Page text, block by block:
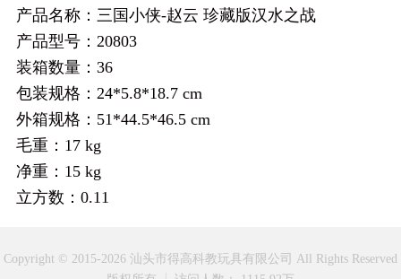
产品名称：三国小侠-赵云 珍藏版汉水之战
产品型号：20803
装箱数量：36
包装规格：24*5.8*18.7 cm
外箱规格：51*44.5*46.5 cm
毛重：17 kg
净重：15 kg
立方数：0.11
Copyright © 2015-2026 汕头市得高科教玩具有限公司 All Rights Reserved